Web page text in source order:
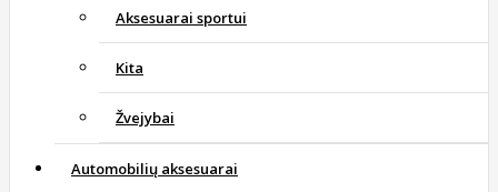
Aksesuarai sportui
Kita
Žvejybai
Automobilių aksesuarai